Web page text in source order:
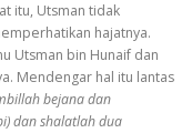
itu, Utsman tidak
hajatnya.
Utsman bin Hunaif dan
Mendengar hal itu lantas
bejana dan
dan shalatlah dua